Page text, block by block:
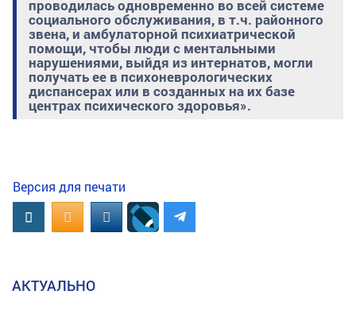
проводилась одновременно во всей системе
социального обслуживания, в т.ч. районного
звена, и амбулаторной психиатрической
помощи, чтобы люди с ментальными
нарушениями, выйдя из интернатов, могли
получать ее в психоневрологических
диспансерах или в созданных на их базе
центрах психического здоровья».
Версия для печати
ВконтактеOK.RUMAIL.RU
АКТУАЛЬНО